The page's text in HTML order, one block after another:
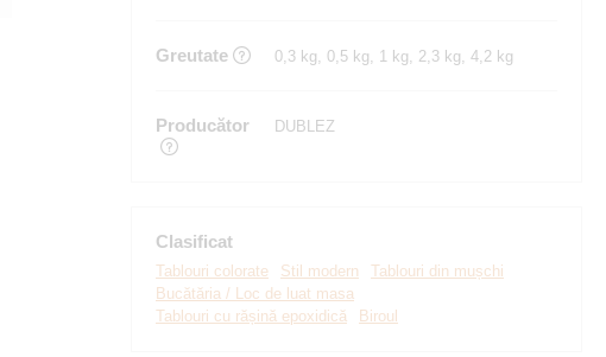
Greutate 0,3 kg, 0,5 kg, 1 kg, 2,3 kg, 4,2 kg
Producător DUBLEZ
Clasificat
Tablouri colorate Stil modern
Tablouri din mușchi
Bucătăria / Loc de luat masa
Tablouri cu rășină epoxidică
Biroul